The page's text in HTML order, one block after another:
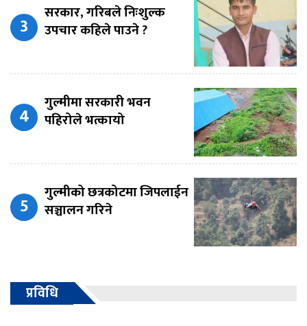
सरकार, गरिबले निःशुल्क
उपचार कहिले पाउने ?
गुल्मीमा सरकारी भवन
पहिरोले भत्कायो
गुल्मीको छत्रकोटमा जिपलाईन
सञ्चालन गरिने
प्रविधि